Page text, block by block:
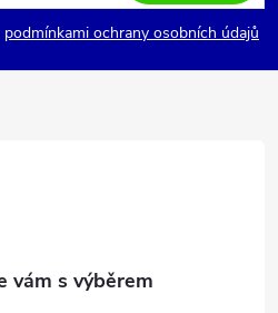
podmínkami ochrany osobních údajů